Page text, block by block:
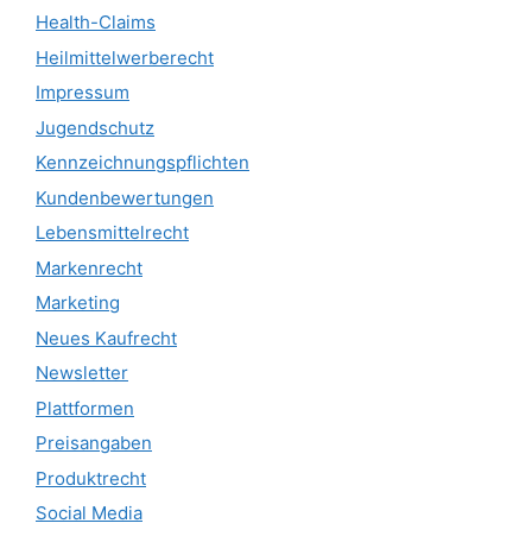
Health-Claims
Heilmittelwerberecht
Impressum
Jugendschutz
Kennzeichnungspflichten
Kundenbewertungen
Lebensmittelrecht
Markenrecht
Marketing
Neues Kaufrecht
Newsletter
Plattformen
Preisangaben
Produktrecht
Social Media